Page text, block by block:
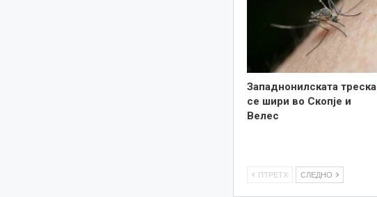
Западнонилската треска
се шири во Скопје и
Велес
ПТРЕТХ СЛЕДНО